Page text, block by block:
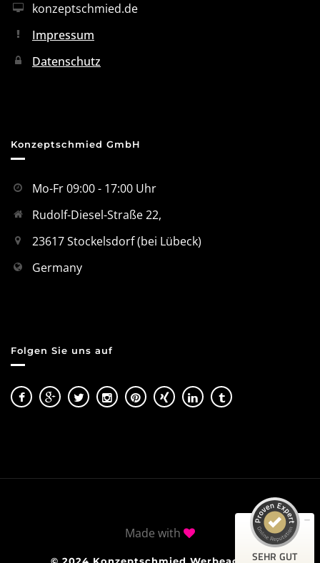
konzeptschmied.de
Impressum
Datenschutz
Konzeptschmied GmbH
Mo-Fr 09:00 - 17:00 Uhr
Rudolf-Diesel-Straße 22,
23617 Stockelsdorf (bei Lübeck)
Germany
Folgen Sie uns auf
Made with
SEHR GUT
28
Bewertungen auf
ProvenExpert.com
43
Bewertungen von 3